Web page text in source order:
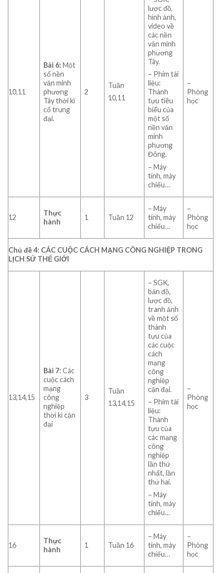
10,11
Bài 6: Một
số nền
văn minh
phương
Tây thời kì
cổ trung
đại.
2
Tuần
10,11
lược đồ,
hình ảnh,
video về
các nền
văn minh
phương
Tây.
– Phim tài
liệu:
Thành
tựu tiêu
biểu của
một số
nền văn
minh
phương
Đông.
– Máy
tính, máy
chiếu…
–
Phòng
học
12
Thực
hành
1 Tuần 12
– Máy
tính, máy
chiếu…
–
Phòng
học
Chủ đề 4: CÁC CUỘC CÁCH MẠNG CÔNG NGHIỆP TRONG
LỊCH SỬ THẾ GIỚI
13,14,15
Bài 7: Các
cuộc cách
mạng
công
nghiệp
thời kì cận
đại
3
Tuần
13,14,15
– SGK,
bản đồ,
lược đồ,
tranh ảnh
về một số
thành
tựu của
các cuộc
cách
mạng
công
nghiệp
cận đại.
– Phim tài
liệu:
Thành
tựu của
các mạng
công
nghiệp
lần thứ
nhất, lần
thứ hai.
– Máy
tính, máy
chiếu…
–
Phòng
học
16
Thực
hành
1 Tuần 16
– Máy
tính, máy
chiếu…
–
Phòng
học